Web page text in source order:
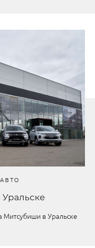
АВТО
Уральске
Митсубиши в Уральске